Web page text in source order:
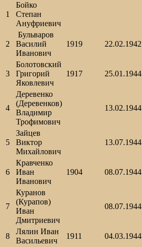
1
Бойко
Степан
Ануфриевич
2
Бульваров
Василий
Иванович
1919 22.02.1942
3
Болотовский
Григорий
Яковлевич
1917 25.01.1944
4
Деревенко
(Деревенков)
Владимир
Трофимович
13.02.1944
5
Зайцев
Виктор
Михайлович
13.07.1944
6
Кравченко
Иван
Иванович
1904 08.07.1944
7
Куранов
(Курапов)
Иван
Дмитриевич
08.07.1944
8
Лялин Иван
Васильевич
1911 04.03.1944